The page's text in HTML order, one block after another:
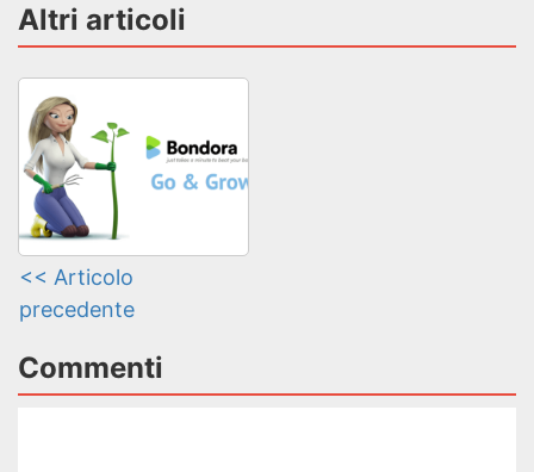
Altri articoli
<< Articolo
precedente
Commenti